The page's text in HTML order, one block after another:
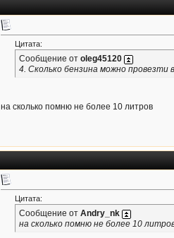
Цитата:
Сообщение от oleg45120
4. Сколько бензина можно провезти
на сколько помню не более 10 литров
Цитата:
Сообщение от Andry_nk
на сколько помню не более 10